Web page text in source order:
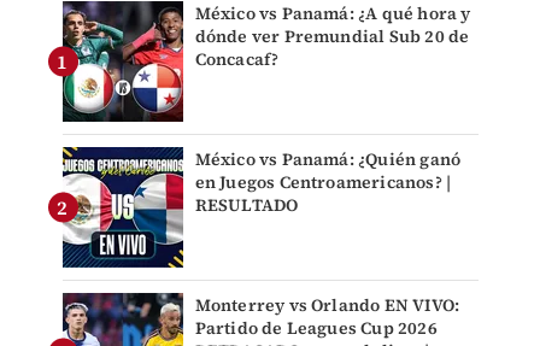
México vs Panamá: ¿A qué hora y
dónde ver Premundial Sub 20 de
Concacaf?
México vs Panamá: ¿Quién ganó
en Juegos Centroamericanos? |
RESULTADO
Monterrey vs Orlando EN VIVO:
Partido de Leagues Cup 2026